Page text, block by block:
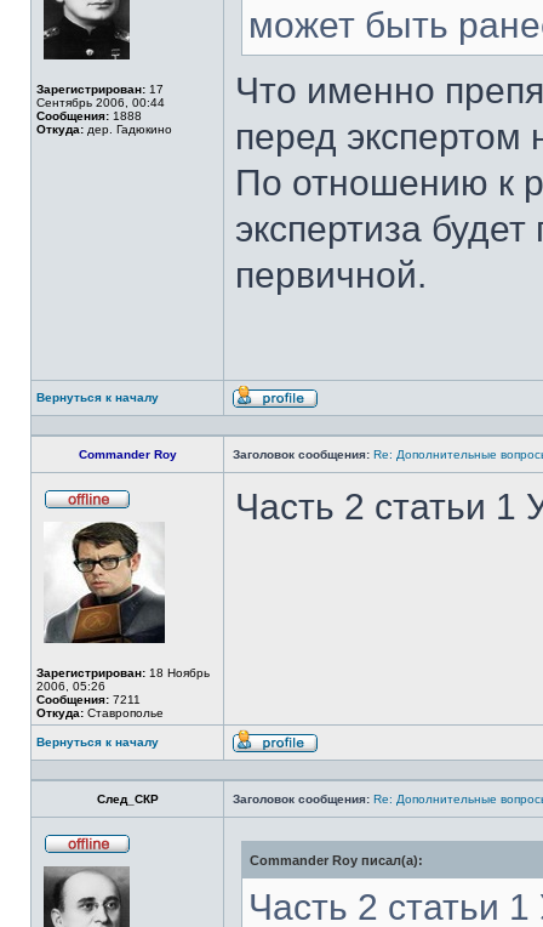
Зарегистрирован: 17
Сентябрь 2006, 00:44
Сообщения: 1888
Откуда: дер. Гадюкино
может быть
Что именно
перед
По отношению к
экспертиза
первичной.
Вернуться к началу
Профиль
Commander Roy Заголовок сообщения: Re: Дополнительные
в
сети
Зарегистрирован: 18 Ноябрь
2006, 05:26
Сообщения: 7211
Откуда: Ставрополье
Часть 2 статьи 1
Вернуться к началу
Профиль
След_СКР Заголовок сообщения: Re: Дополнительные
Commander Roy писал(а):
Часть 2 статьи